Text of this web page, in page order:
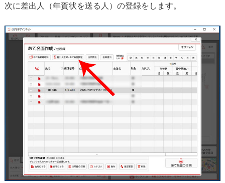
次に差出人（年賀状を送る人）の登録をします。